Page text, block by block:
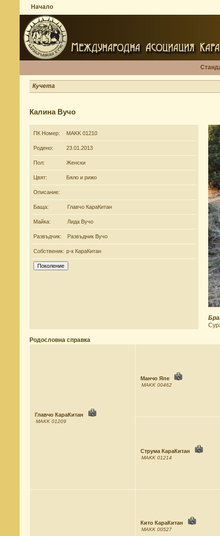
Начало
Кучета
Калина Вучо
ПК Номер: MAKK 01210
Родено: 23.01.2013
Пол: Женски
Цвят: Бяло и рижо
Описание:
Баща: Главчо КараКитан
Майка: Лида Вучо
Развъдчик: Развъдник Вучо
Собственик: р-к КараКитан
Родословна справка
Главчо КараКитан
MAKK 01209
Манчо Япе
MAKK 00462
Струма КараКитан
MAKK 01214
Кито КараКитан
MAKK 00527